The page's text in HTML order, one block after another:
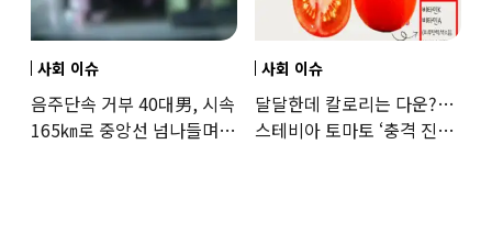
사회 이슈
음주단속 거부 40대男, 시속
165㎞로 중앙선 넘나들며
사회 이슈
달달한데 칼로리는 다운?…
스테비아 토마토 ‘충격 진실’